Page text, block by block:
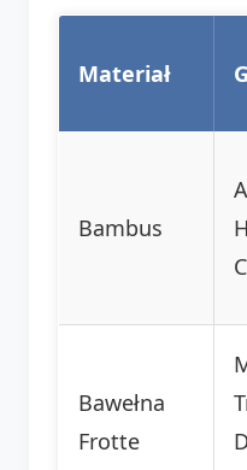
Materiał
Bambus
Bawełna
Frotte